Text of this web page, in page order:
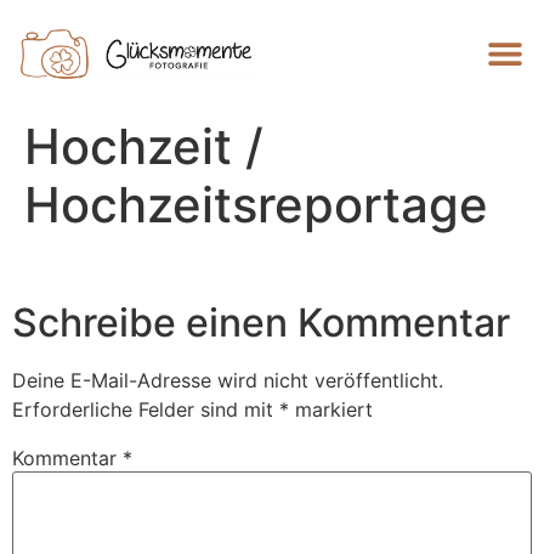
Hochzeit /
Hochzeitsreportage
Schreibe einen Kommentar
Deine E-Mail-Adresse wird nicht veröffentlicht.
Erforderliche Felder sind mit * markiert
Kommentar *